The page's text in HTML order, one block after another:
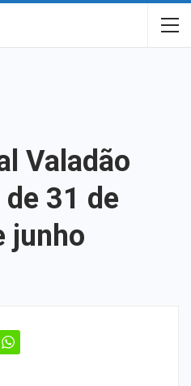
Valadão
31 de
junho